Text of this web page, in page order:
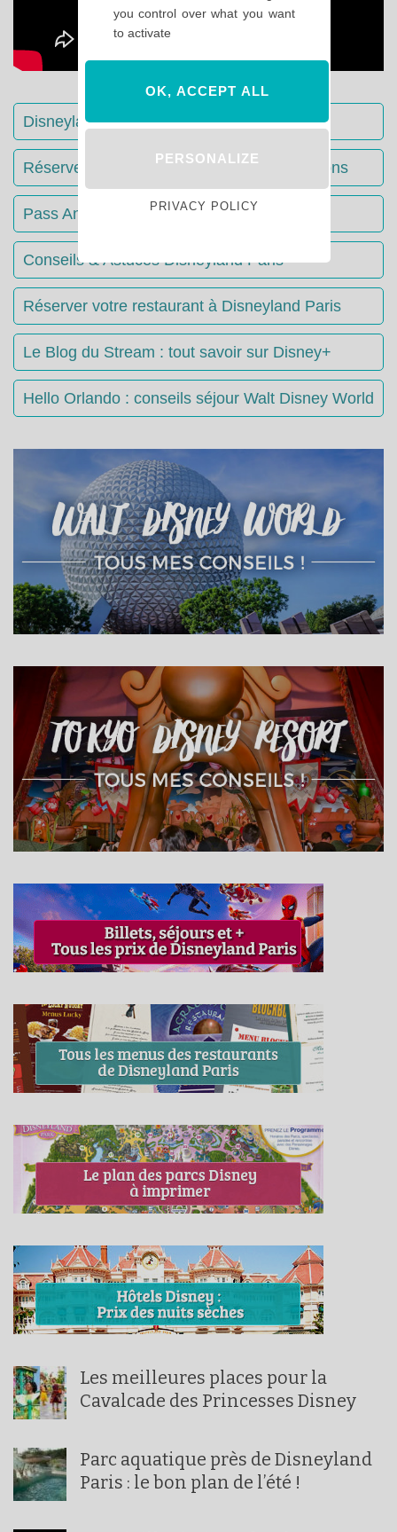
Disneyland Paris : Le guide complet
Réserver votre séjour : toutes les informations
Pass Annuels Disney : informations
Conseils & Astuces Disneyland Paris
Réserver votre restaurant à Disneyland Paris
Le Blog du Stream : tout savoir sur Disney+
Hello Orlando : conseils séjour Walt Disney World
Les meilleures places pour la
Cavalcade des Princesses Disney
Parc aquatique près de Disneyland
Paris : le bon plan de l’été !
you control over what you want
to activate
OK, ACCEPT ALL
PERSONALIZE
PRIVACY POLICY